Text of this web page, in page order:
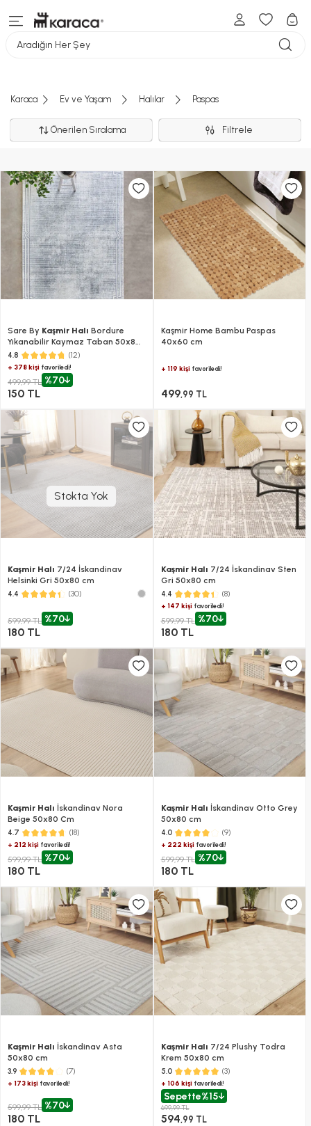
Aradığın Her Şey
Karaca Ev ve Yaşam Halılar Paspas
Önerilen Sıralama Filtrele
Sare By Kaşmir Halı Bordure
Yıkanabilir Kaymaz Taban 50x80
cm
4.8 (12)
+ 378 kişi favoriledi!
499,99 TL %70
150 TL
Kaşmir Home Bambu Paspas
40x60 cm
+ 119 kişifavoriledi!
499,99 TL
Stokta Yok
Kaşmir Halı 7/24 İskandinav
Helsinki Gri 50x80 cm
4.4 (30)
599,99 TL %70
180 TL
Kaşmir Halı 7/24 İskandinav Sten
Gri 50x80 cm
4.4 (8)
+ 147 kişifavoriledi!
599,99 TL %70
180 TL
Kaşmir Halı İskandinav Nora
Beige 50x80 Cm
4.7 (18)
+ 212 kişi favoriledi!
599,99 TL %70
180 TL
Kaşmir Halı İskandinav Otto Grey
50x80 cm
4.0 (9)
+ 222 kişifavoriledi!
599,99 TL %70
180 TL
Kaşmir Halı İskandinav Asta
50x80 cm
3.9 (7)
+ 173 kişi favoriledi!
599,99 TL %70
180 TL
Kaşmir Halı 7/24 Plushy Todra
Krem 50x80 cm
5.0 (3)
+ 106 kişifavoriledi!
Sepette%15
699,99 TL
594,99 TL